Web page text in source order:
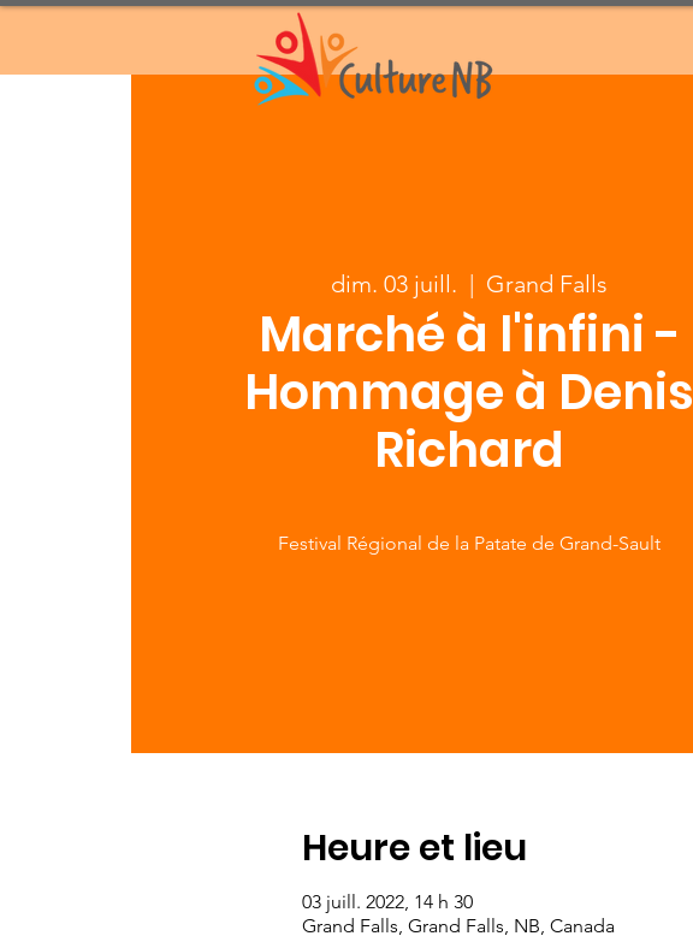
dim. 03 juill.
  |
Grand Falls
Marché à l'infini -
Hommage à Denis
Richard
Festival Régional de la Patate de Grand-Sault
Heure et lieu
03 juill. 2022, 14 h 30
Grand Falls, Grand Falls, NB, Canada